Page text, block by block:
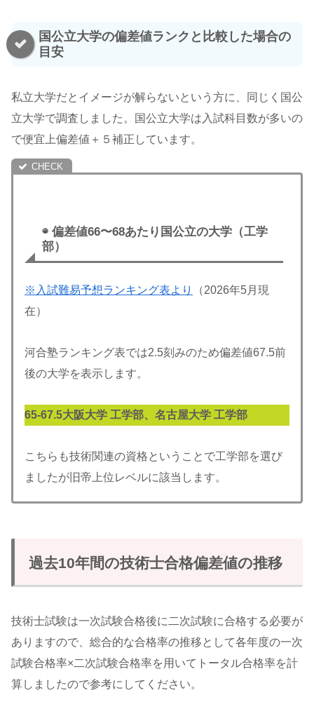
国公立大学の偏差値ランクと比較した場合の
目安
私立大学だとイメージが解らないという方に、同じく国公
立大学で調査しました。国公立大学は入試科目数が多いの
で便宜上偏差値＋５補正しています。
◉ 偏差値66〜68あたり国公立の大学（工学
部）
※入試難易予想ランキング表より
（2026年5月現
在）
河合塾ランキング表では2.5刻みのため偏差値67.5前
後の大学を表示します。
65-67.5大阪大学 工学部、名古屋大学 工学部
こちらも技術関連の資格ということで工学部を選び
ましたが旧帝上位レベルに該当します。
過去10年間の技術士合格偏差値の推移
技術士試験は一次試験合格後に二次試験に合格する必要が
ありますので、総合的な合格率の推移として各年度の一次
試験合格率×二次試験合格率を用いてトータル合格率を計
算しましたので参考にしてください。